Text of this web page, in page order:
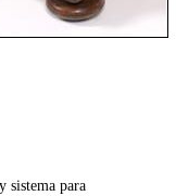
sistema para